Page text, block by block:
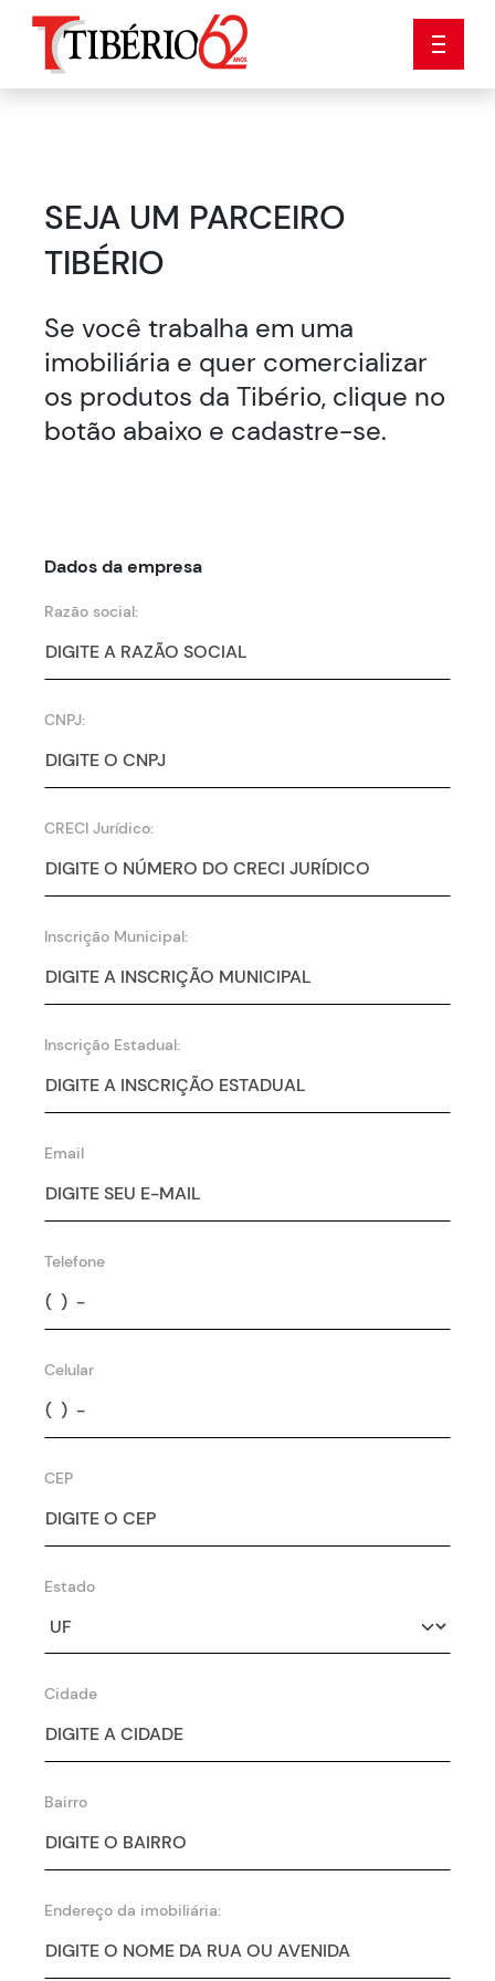
SEJA UM PARCEIRO
TIBÉRIO
Se você trabalha em uma
imobiliária e quer comercializar
os produtos da Tibério, clique no
botão abaixo e cadastre-se.
Dados da empresa
Razão social:
CNPJ:
CRECI Jurídico:
Inscrição Municipal:
Inscrição Estadual:
Email
Telefone
Celular
CEP
Estado
Cidade
Bairro
Endereço da imobiliária: